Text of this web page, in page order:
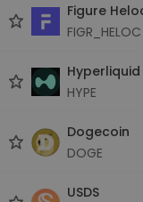
Figure
FIGR_HELOC
Hyperliquid
HYPE
Dogecoin
DOGE
USDS